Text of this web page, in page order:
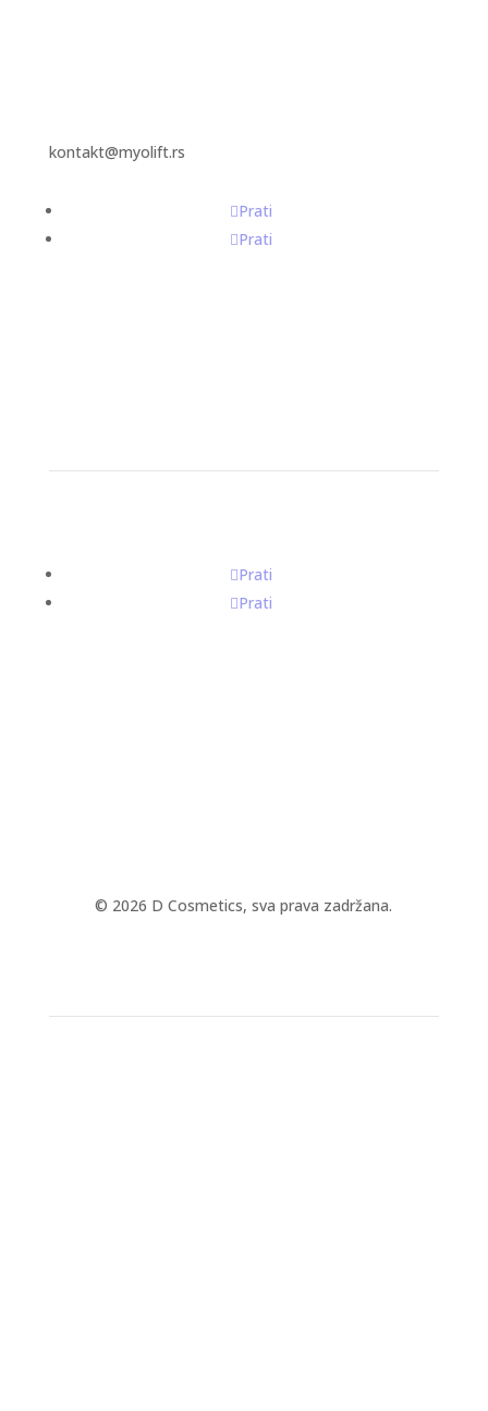
kontakt@myolift.rs
Prati
Prati
Prati
Prati
© 2026 D Cosmetics, sva prava zadržana.